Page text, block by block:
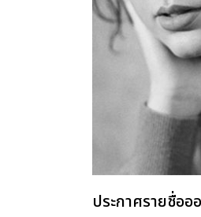
ประกาศรายชื่อ